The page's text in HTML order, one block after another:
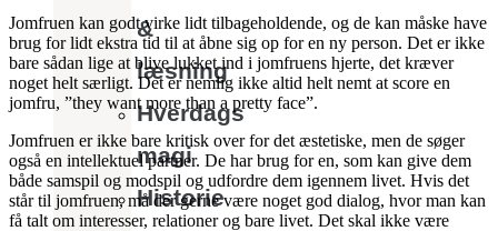
&
læsning
Hverdags
magi
Historie
Jomfruen kan godt virke lidt tilbageholdende, og de kan måske have
brug for lidt ekstra tid til at åbne sig op for en ny person. Det er ikke
bare sådan lige at blive lukket ind i jomfruens hjerte, det kræver
noget helt særligt. Det er nemlig ikke altid helt nemt at score en
jomfru, ”they want more than a pretty face”.
Jomfruen er ikke bare kritisk over for det æstetiske, men de søger
også en intellektuel partner. De har brug for en, som kan give dem
både samspil og modspil og udfordre dem igennem livet. Hvis det
står til jomfruen, må der gerne være noget god dialog, hvor man kan
få talt om interesser, relationer og bare livet. Det skal ikke være